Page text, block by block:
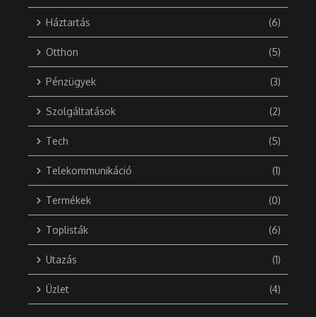
Háztartás (6)
Otthon (5)
Pénzügyek (3)
Szolgáltatások (2)
Tech (5)
Telekommunikáció (1)
Termékek (0)
Toplisták (6)
Utazás (1)
Üzlet (4)